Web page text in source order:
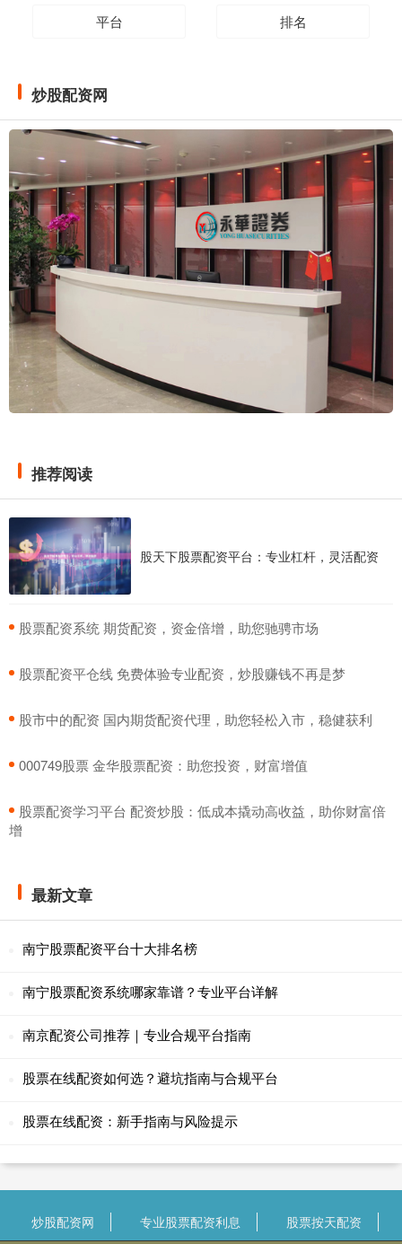
平台 排名
炒股配资网
推荐阅读
股天下股票配资平台：专业杠杆，灵活配资
​股票配资系统 期货配资，资金倍增，助您驰骋市场
​股票配资平仓线 免费体验专业配资，炒股赚钱不再是梦
​股市中的配资 国内期货配资代理，助您轻松入市，稳健获利
​000749股票 金华股票配资：助您投资，财富增值
​股票配资学习平台 配资炒股：低成本撬动高收益，助你财富倍
增
最新文章
南宁股票配资平台十大排名榜
南宁股票配资系统哪家靠谱？专业平台详解
南京配资公司推荐｜专业合规平台指南
股票在线配资如何选？避坑指南与合规平台
股票在线配资：新手指南与风险提示
炒股配资网 专业股票配资利息 股票按天配资